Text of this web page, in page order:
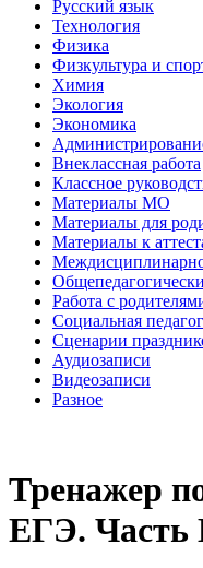
Русский язык
Технология
Физика
Физкультура и
Химия
Экология
Экономика
Внеклассная работа
Классное
Материалы МО
Материалы для
Материалы к
Работа с
Социальная
Сценарии
Аудиозаписи
Видеозаписи
Разное
Тренажер
ЕГЭ. Часть